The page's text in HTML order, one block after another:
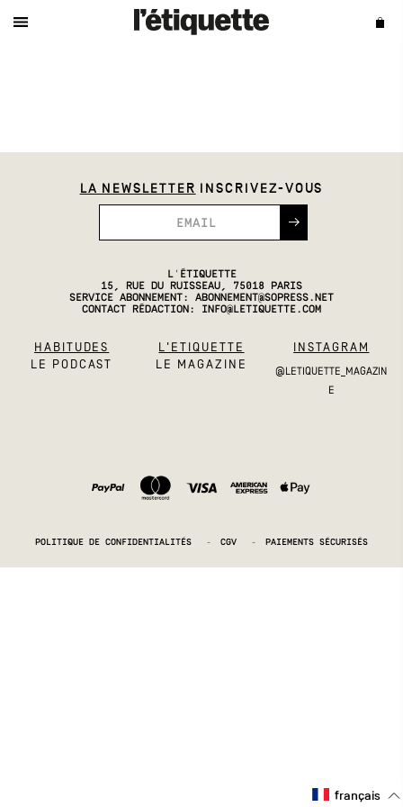
L'ÉTIQUETTE
15, RUE DU RUISSEAU, 75018 PARIS
SERVICE ABONNEMENT: ABONNEMENT@SOPRESS.NET
CONTACT RÉDACTION: INFO@LETIQUETTE.COM
L'ETIQUETTE
LE MAGAZINE
LA NEWSLETTER INSCRIVEZ-VOUS
HABITUDES
LE PODCAST
INSTAGRAM
@LETIQUETTE_MAGAZIN
E
POLITIQUE DE CONFIDENTIALITÉS - CGV - PAIEMENTS SÉCURISÉS
français